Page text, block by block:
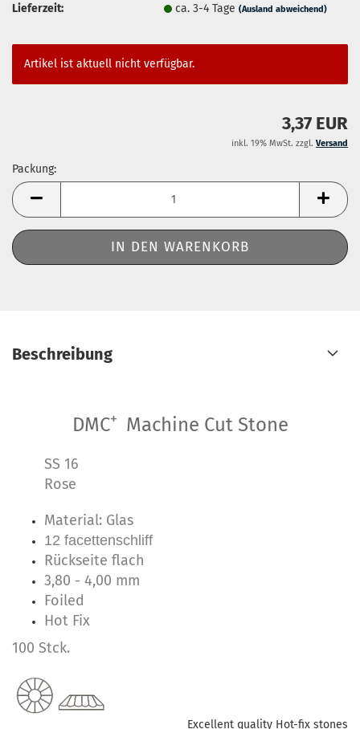
Lieferzeit:
ca. 3-4 Tage(Ausland abweichend)
Artikel ist aktuell nicht verfügbar.
3,37 EUR
inkl. 19% MwSt. zzgl. Versand
Packung:
Packung
Beschreibung
DMC+ Machine Cut Stone
SS 16
Rose
Material: Glas
12 facettenschliff
Rückseite flach
3,80 - 4,00 mm
Foiled
Hot Fix
100 Stck.
Excellent quality Hot-fix stones